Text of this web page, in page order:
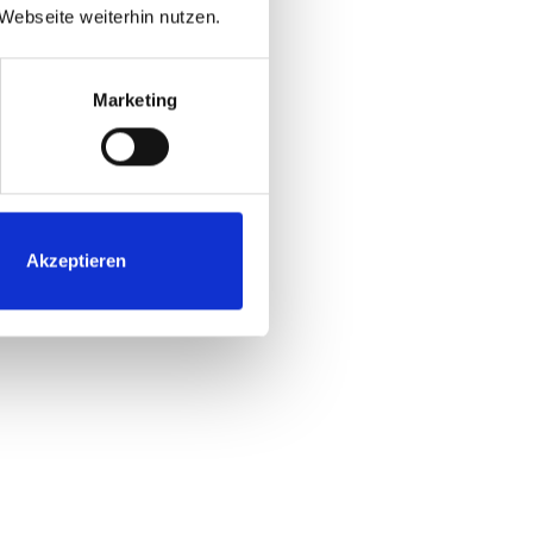
weiterhin nutzen.
Marketing
Akzeptieren
Reife und
erweiterbar
– mit
Management
TCO- und ROI-